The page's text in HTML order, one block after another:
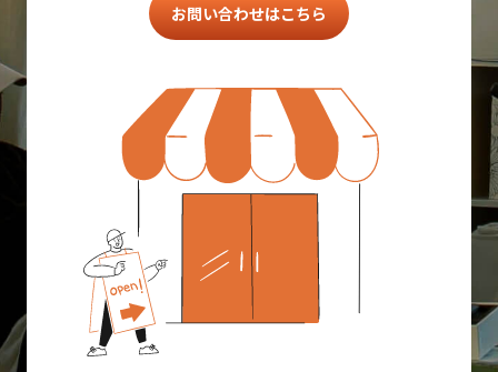
お問い合わせはこちら